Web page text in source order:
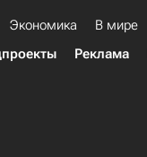
Экономика В мире
Реклама